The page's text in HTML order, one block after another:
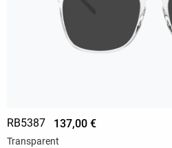
RB5387 137,00 €
Transparent